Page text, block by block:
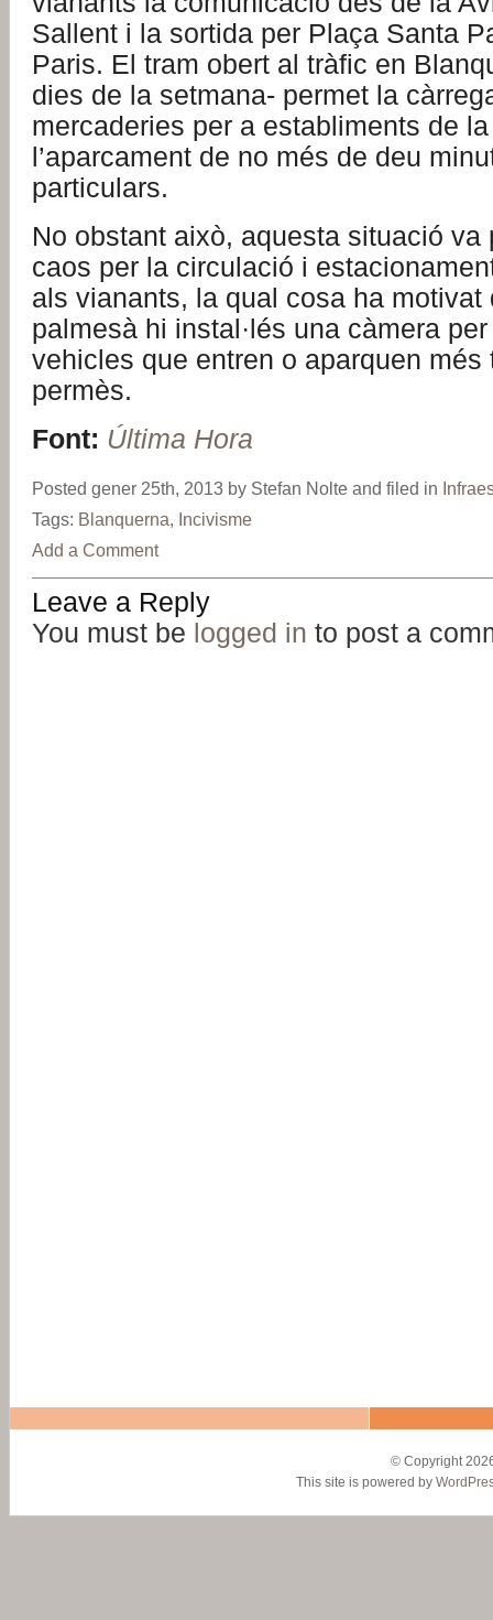
Sallent i la sortida per Plaça Santa
Paris. El tram obert al tràfic en
dies de la setmana- permet la
mercaderies per a establiments de
l’aparcament de no més de deu
particulars.
No obstant això, aquesta situació va
caos per la circulació i
als vianants, la qual cosa ha motivat
palmesà hi instal·lés una càmera
vehicles que entren o aparquen més
permès.
Font: Última Hora
Posted gener 25th, 2013 by Stefan Nolte and filed in
Tags: Blanquerna, Incivisme
Add a Comment
Leave a Reply
You must be logged in to post a
© Copyright
This site is powered by